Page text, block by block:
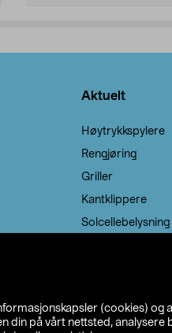
(cookies) og
din på vårt nettsted, analysere
Aktuelt
Høytrykkspylere
Rengjøring
Griller
Kantklippere
Solcellebelysning